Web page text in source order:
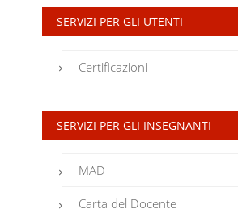
SERVIZI PER GLI UTENTI
Certificazioni
SERVIZI PER GLI INSEGNANTI
MAD
Carta del Docente